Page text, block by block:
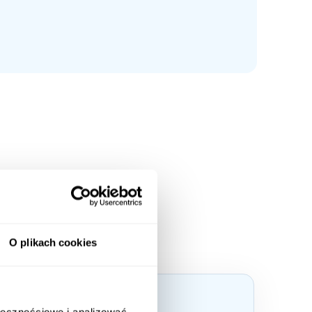
O plikach cookies